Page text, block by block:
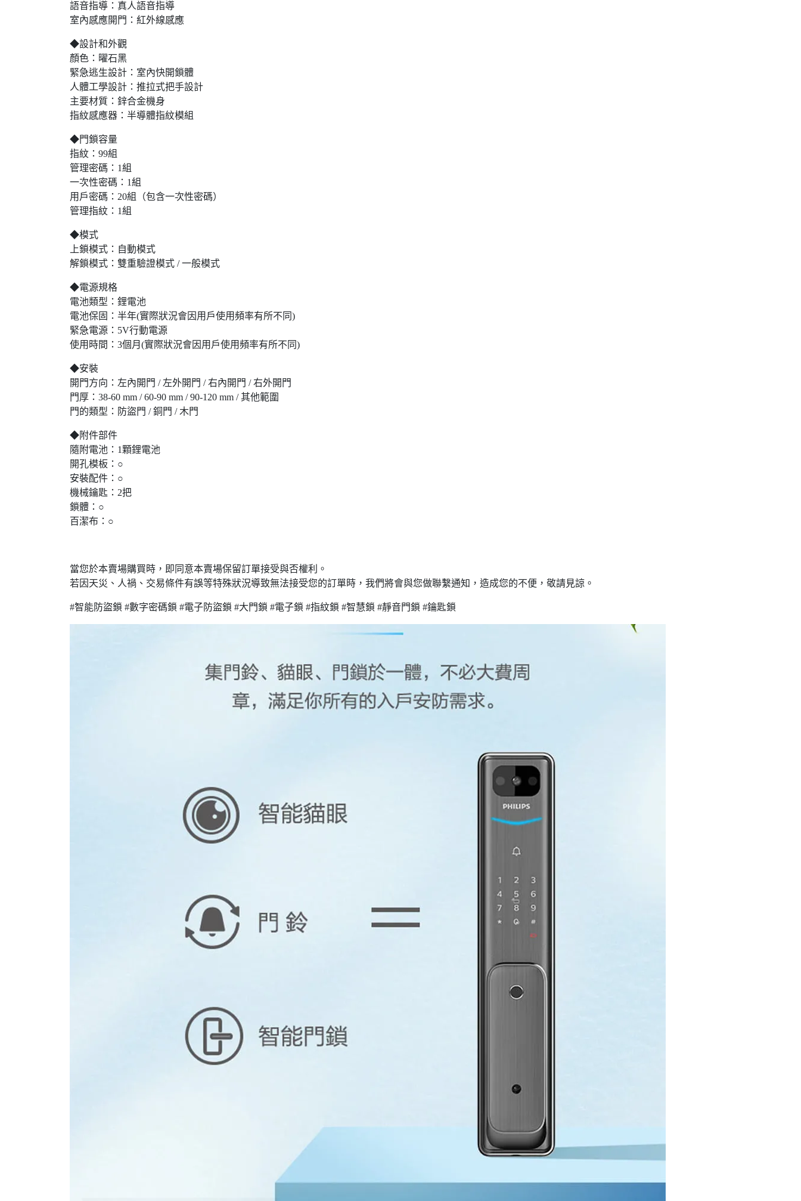
語音指導：真人語音指導
室內感應開門：紅外線感應
◆設計和外觀
顏色：曜石黑
緊急逃生設計：室內快開鎖體
人體工學設計：推拉式把手設計
主要材質：鋅合金機身
指紋感應器：半導體指紋模組
◆門鎖容量
指紋：99組
管理密碼：1組
一次性密碼：1組
用戶密碼：20組（包含一次性密碼）
管理指紋：1組
◆模式
上鎖模式：自動模式
解鎖模式：雙重驗證模式 / 一般模式
◆電源規格
電池類型：鋰電池
電池保固：半年(實際狀況會因用戶使用頻率有所不同)
緊急電源：5V行動電源
使用時間：3個月(實際狀況會因用戶使用頻率有所不同)
◆安裝
開門方向：左內開門 / 左外開門 / 右內開門 / 右外開門
門厚：38-60 mm / 60-90 mm / 90-120 mm / 其他範圍
門的類型：防盜門 / 銅門 / 木門
◆附件部件
隨附電池：1顆鋰電池
開孔模板：○
安裝配件：○
機械鑰匙：2把
鎖體：○
百潔布：○
當您於本賣場購買時，即同意本賣場保留訂單接受與否權利。
若因天災、人禍、交易條件有誤等特殊狀況導致無法接受您的訂單時，我們將會與您做聯繫通知，造成您的不便，敬請見諒。
#智能防盜鎖 #數字密碼鎖 #電子防盜鎖 #大門鎖 #電子鎖 #指紋鎖 #智慧鎖 #靜音門鎖 #鑰匙鎖